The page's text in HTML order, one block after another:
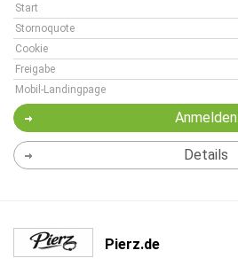
Start
Stornoquote
Cookie
Freigabe
Mobil-Landingpage
Anmelden
Details
Pierz.de